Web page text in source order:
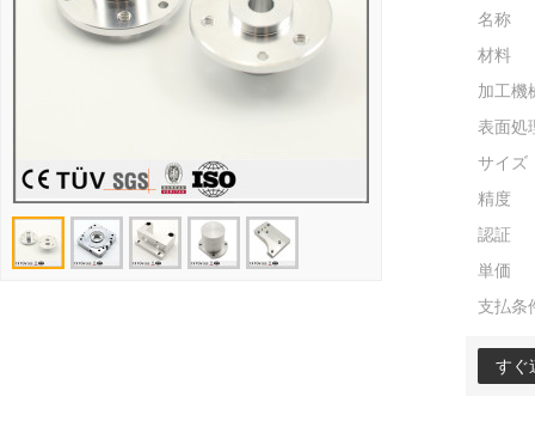
名称
材料
加工機
表面処
サイズ
精度
認証
単価
支払条
すぐ